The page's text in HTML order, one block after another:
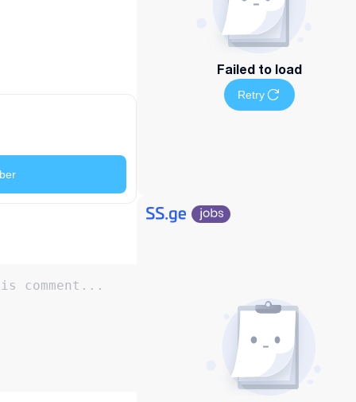
Failed to load
Retry